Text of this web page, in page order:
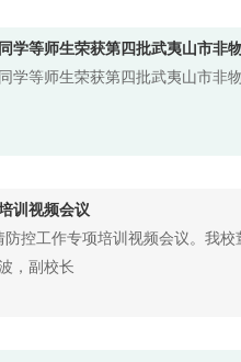
学等师生荣获第四批武夷山市非
学等师生荣获第四批武夷山市非
训视频会议
控工作专项培训视频会议。我校
，副校长